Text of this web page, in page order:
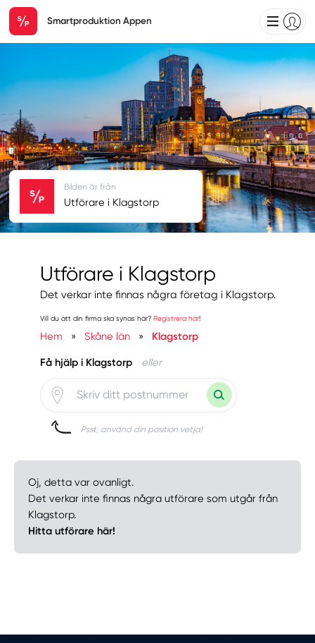
Smartproduktion Appen
Utförare i Klagstorp
Det verkar inte finnas några företag i Klagstorp.
Vill du att din firma ska synas här? Registrera här!
Hem » Skåne län » Klagstorp
Få hjälp i Klagstorp eller
Psst, använd din position vetja!
Bilden är från
Utförare i Klagstorp
Oj, detta var ovanligt.
Det verkar inte finnas några utförare som utgår från
Klagstorp.
Hitta utförare här!